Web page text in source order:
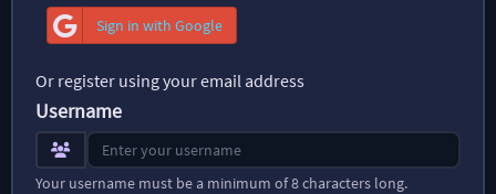
Sign in with Google
Or register using your email address
Username
Your username must be a minimum of 8 characters long.